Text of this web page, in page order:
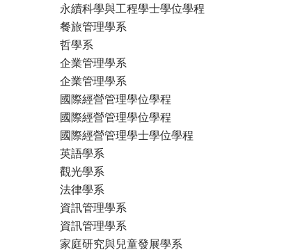
永續科學與工程學士學位學程
餐旅管理學系
哲學系
企業管理學系
企業管理學系
國際經營管理學位學程
國際經營管理學位學程
國際經營管理學士學位學程
英語學系
觀光學系
法律學系
資訊管理學系
資訊管理學系
家庭研究與兒童發展學系